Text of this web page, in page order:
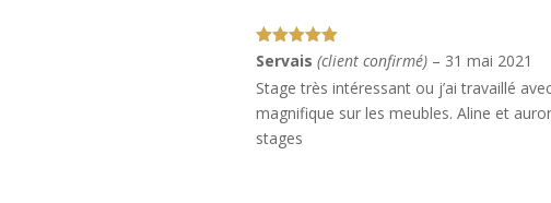
Note5sur
Servais(client confirmé) – 31 mai 2021
Stage très intéressant ou j’ai travaillé
magnifique sur les meubles. Aline et
stages